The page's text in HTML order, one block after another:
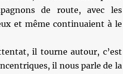
de route, avec les
et même continuaient à le
il tourne autour, c’est
il nous parle de la